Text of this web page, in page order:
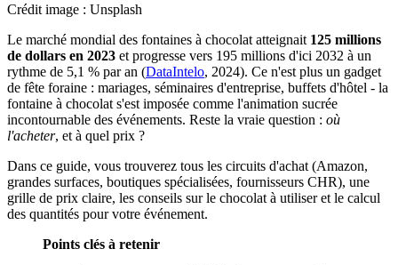
Crédit image : Unsplash
Le marché mondial des fontaines à chocolat atteignait 125 millions
de dollars en 2023 et progresse vers 195 millions d'ici 2032 à un
rythme de 5,1 % par an (DataIntelo, 2024). Ce n'est plus un gadget
de fête foraine : mariages, séminaires d'entreprise, buffets d'hôtel - la
fontaine à chocolat s'est imposée comme l'animation sucrée
incontournable des événements. Reste la vraie question : où
l'acheter, et à quel prix ?
Dans ce guide, vous trouverez tous les circuits d'achat (Amazon,
grandes surfaces, boutiques spécialisées, fournisseurs CHR), une
grille de prix claire, les conseils sur le chocolat à utiliser et le calcul
des quantités pour votre événement.
Points clés à retenir